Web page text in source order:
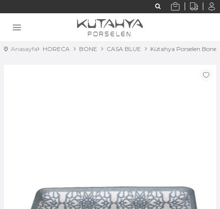
Anasayfa HORECA BONE CASA BLUE Kütahya Porselen Bone